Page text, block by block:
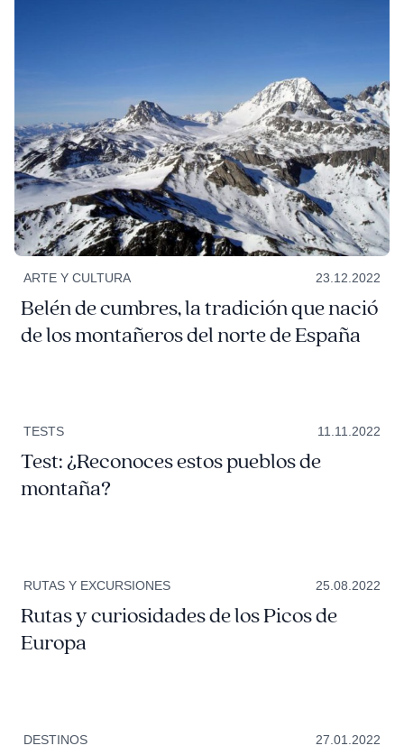
ARTE Y CULTURA 23.12.2022
Belén de cumbres, la tradición que nació
de los montañeros del norte de España
TESTS 11.11.2022
Test: ¿Reconoces estos pueblos de
montaña?
RUTAS Y EXCURSIONES 25.08.2022
Rutas y curiosidades de los Picos de
Europa
DESTINOS 27.01.2022